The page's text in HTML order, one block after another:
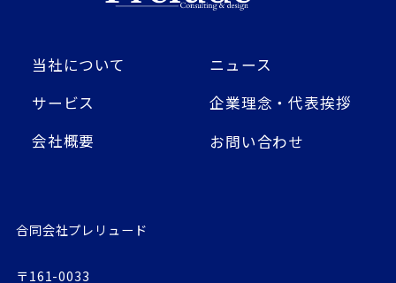
当社について
ニュース
サービス
企業理念・代表挨拶
会社概要
お問い合わせ
合同会社プレリュード
〒161-0033